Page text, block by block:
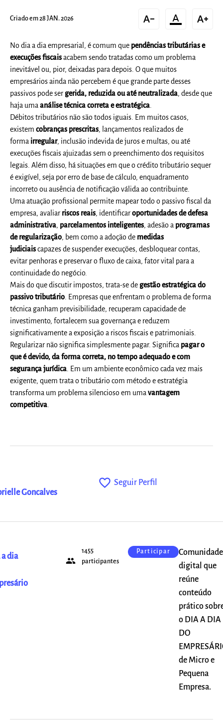
Criado em 28 JAN. 2026 text_decrease format_color_text text_increase
No dia a dia empresarial, é comum que pendências tributárias e
execuções fiscaisacabem sendo tratadas como um problema
inevitável ou, pior, deixadas para depois. O que muitos
empresários ainda não percebem é que grande parte desses
passivos pode ser gerida, reduzida ou até neutralizada, desde que
haja umaanálise técnica correta e estratégica
Débitos tributários não são todos iguais. Em muitos casos,
existemcobranças prescritas, lançamentos realizados de
forma irregular, inclusão indevida de juros e multas, ou até
execuções fiscais ajuizadas sem o preenchimento dos requisitos
legais. Além disso, há situações em que o crédito tributário sequer
é exigível, seja por erro de base de cálculo, enquadramento
incorreto ou ausência de notificação válida ao contribuinte.
Uma atuação profissional permite mapear todo o passivo fiscal da
empresa, avaliar riscos reais, identificaroportunidades de defesa
administrativa, parcelamentos inteligentes, adesão a programas
de regularização, bem como a adoção de medidas
judiciaiscapazes de suspender execuções, desbloquear contas,
evitar penhoras e preservar o fluxo de caixa, fator vital para a
continuidade do negócio.
Mais do que discutir impostos, trata-se de gestão estratégica do
passivo tributário . Empresas que enfrentam o problema de forma
técnica ganham previsibilidade, recuperam capacidade de
investimento, fortalecem sua governança e reduzem
significativamente a exposição a riscos fiscais e patrimoniais.
Regularizar não significa simplesmente pagar. Significa pagar o
que é devido, da forma correta, no tempo adequado e com
segurança jurídica . Em um ambiente econômico cada vez mais
exigente, quem trata o tributário com método e estratégia
transforma um problema silencioso em umavantagem
competitiva
Goncalves
favorite_outline Seguir Perfil
dia people
1455
participantes
Participar
Comunidade
digital que
reúne
conteúdo
prático
o DIA A DIA
DO
de Micro e
Pequena
Empresa.